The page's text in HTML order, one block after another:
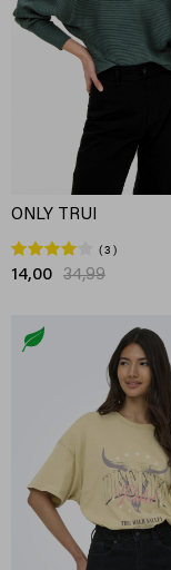
ONLY TRUI
3
14,00 34,99